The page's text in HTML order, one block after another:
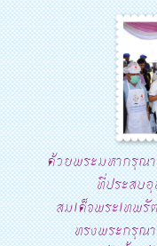
ด้วยพระมหากรุณ
ที่ประสบ
สมเด็จพระเทพ
ทรงพระกรุณา